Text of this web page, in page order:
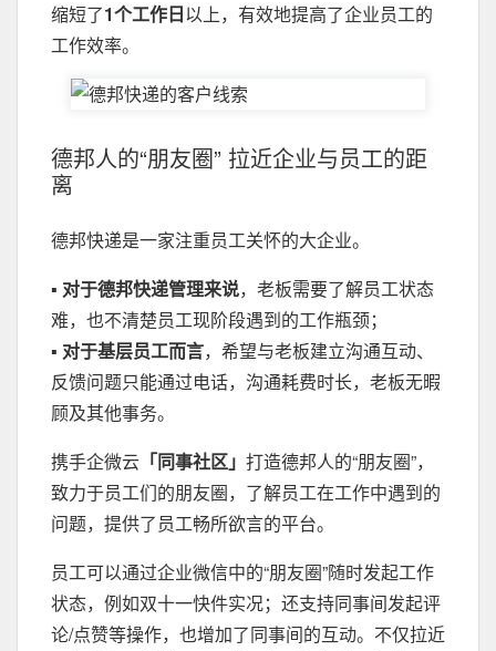
缩短了1个工作日以上，有效地提高了企业员工的
工作效率。
德邦人的“朋友圈” 拉近企业与员工的距
离
德邦快递是一家注重员工关怀的大企业。
▪ 对于德邦快递管理来说，老板需要了解员工状态
难，也不清楚员工现阶段遇到的工作瓶颈；
▪ 对于基层员工而言，希望与老板建立沟通互动、
反馈问题只能通过电话，沟通耗费时长，老板无暇
顾及其他事务。
携手企微云 「同事社区」 打造德邦人的“朋友圈”，
致力于员工们的朋友圈，了解员工在工作中遇到的
问题，提供了员工畅所欲言的平台。
员工可以通过企业微信中的“朋友圈”随时发起工作
状态，例如双十一快件实况；还支持同事间发起评
论/点赞等操作，也增加了同事间的互动。不仅拉近